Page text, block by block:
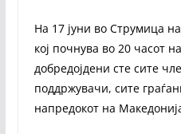
На 17 јуни во Струмица
кој почнува во 20 часот
добредојдени сте сите
поддржувачи, сите
напредокот на